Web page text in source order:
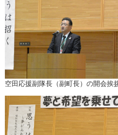
空田応援副隊長（副町長）の開会挨